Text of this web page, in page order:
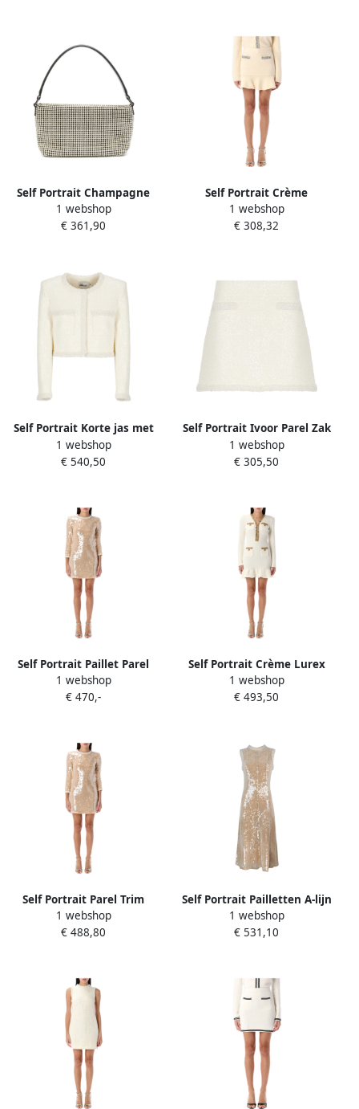
Self Portrait Champagne
Diamante Hobo Tas Beige
Dames
1 webshop
€ 361,90
Self Portrait Crème
Gebreide Mini Rok met
Peplum Beige Dames
1 webshop
€ 308,32
Self Portrait Korte jas met
kralen in ivoor Beige Dames
1 webshop
€ 540,50
Self Portrait Ivoor Parel Zak
Rok Beige Dames
1 webshop
€ 305,50
Self Portrait Paillet Parel
Trim Mini Jurk Beige Dames
1 webshop
€ 470,-
Self Portrait Crème Lurex
Gebreide Mini Jurk Beige
Dames
1 webshop
€ 493,50
Self Portrait Parel Trim
Paillet Mini Jurk Beige
Dames
1 webshop
€ 488,80
Self Portrait Pailletten A-lijn
Mouwloze Jurk Beige Dames
1 webshop
€ 531,10